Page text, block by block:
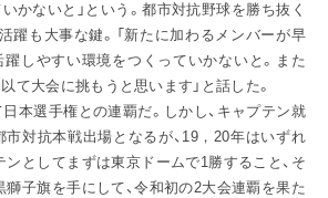
かないと」という。都市対抗野球を勝ち抜く
躍も大事な鍵。「新たに加わるメンバーが早
躍しやすい環境をつくっていかないと。また
て大会に挑もうと思います」と話した。
日本選手権との連覇だ。しかし、キャプテン就
市対抗本戦出場となるが、19，20年はいずれ
ンとしてまずは東京ドームで1勝すること、そ
獅子旗を手にして、令和初の2大会連覇を果た